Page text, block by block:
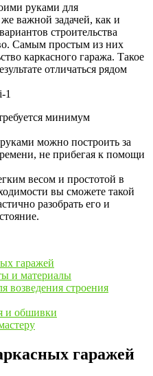
руками для
важной задачей, как и
строительства
Самым простым из них
каркасного гаража. Такое
отличаться рядом
минимум
можно построить за
не прибегая к помощи
весом и простотой в
вы сможете такой
разобрать его и
гаражей
и материалы
возведения строения
и обшивки
гаражей